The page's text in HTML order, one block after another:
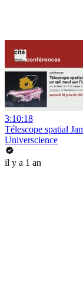
3:10:18
Télescope spatial
Universcience
il y a 1 an